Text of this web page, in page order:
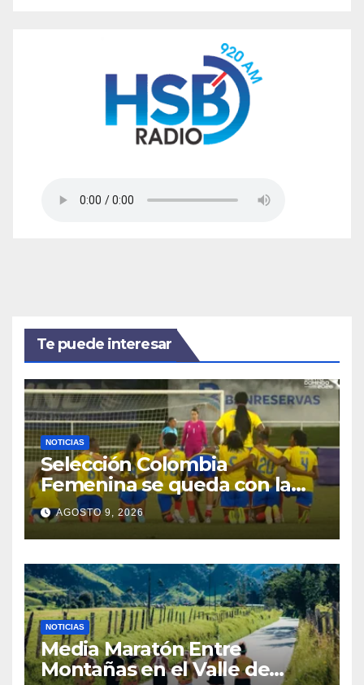
Te puede interesar
NOTICIAS
Selección Colombia
Femenina se queda con la
plata: dramática derrota ante
México en los Juegos
Centroamericanos y del
Caribe
AGOSTO 9, 2026
NOTICIAS
Media Maratón Entre
Montañas en el Valle de